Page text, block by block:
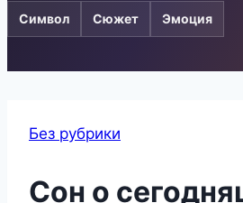
Символ Сюжет Эмоция
Без рубрики
Сон о